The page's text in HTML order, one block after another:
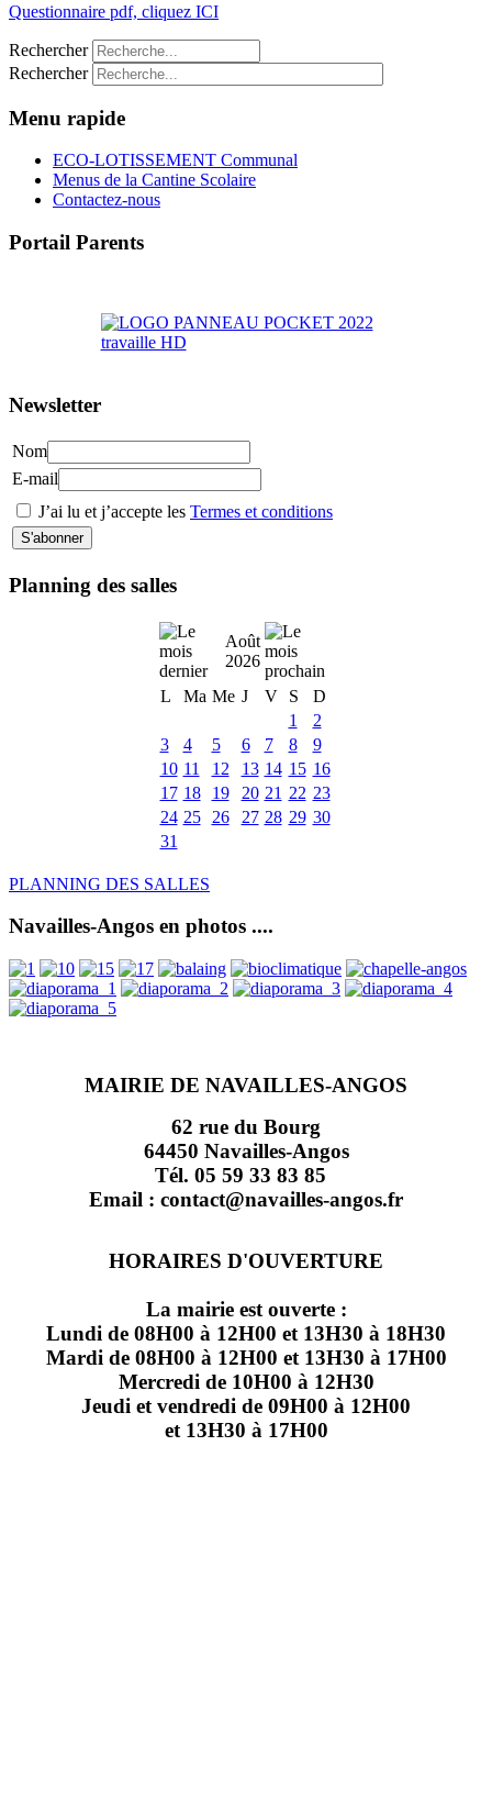
Questionnaire pdf, cliquez ICI
Rechercher
Rechercher
Menu rapide
ECO-LOTISSEMENT Communal
Menus de la Cantine Scolaire
Contactez-nous
Portail Parents
Newsletter
Nom
E-mail
J’ai lu et j’accepte les Termes et conditions
Planning des salles
Août
2026
L
Ma Me J V S
D
1
2
3
4 5 6 7 8
9
10 11 12 13 14 15 16
17 18 19 20 21 22 23
24 25 26 27 28 29 30
31
PLANNING DES SALLES
Navailles-Angos en photos ....
MAIRIE DE NAVAILLES-ANGOS
62 rue du Bourg
64450 Navailles-Angos
Tél. 05 59 33 83 85
Email : contact@navailles-angos.fr
HORAIRES D'OUVERTURE
La mairie est ouverte :
Lundi de 08H00 à 12H00 et 13H30 à 18H30
Mardi de 08H00 à 12H00 et 13H30 à 17H00
Mercredi de 10H00 à 12H30
Jeudi et vendredi de 09H00 à 12H00
et 13H30 à 17H00